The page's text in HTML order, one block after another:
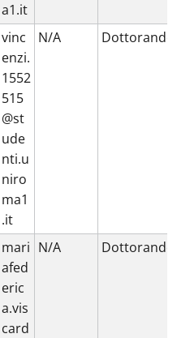
a1.it
vinc
enzi.
1552
515
@st
ude
nti.u
niro
ma1
.it
N/A Dottorando
mari
afed
eric
a.vis
card
N/A Dottorando